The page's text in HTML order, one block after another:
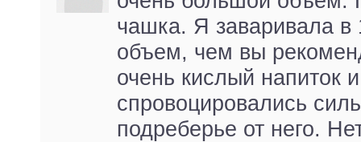
чашка. Я заваривала
объем, чем вы
очень кислый напиток
спровоцировались
подреберье от него.